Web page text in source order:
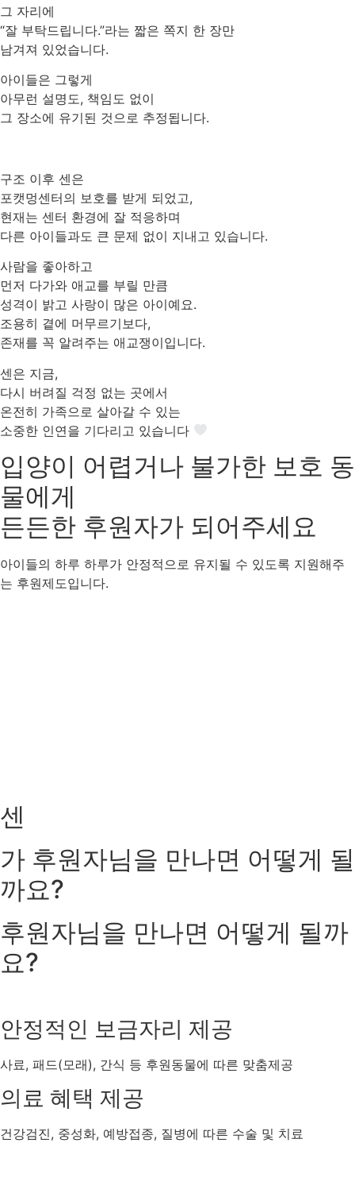
그 자리에
“잘 부탁드립니다.”라는 짧은 쪽지 한 장만
남겨져 있었습니다.
아이들은 그렇게
아무런 설명도, 책임도 없이
그 장소에 유기된 것으로 추정됩니다.
구조 이후 센은
포캣멍센터의 보호를 받게 되었고,
현재는 센터 환경에 잘 적응하며
다른 아이들과도 큰 문제 없이 지내고 있습니다.
사람을 좋아하고
먼저 다가와 애교를 부릴 만큼
성격이 밝고 사랑이 많은 아이예요.
조용히 곁에 머무르기보다,
존재를 꼭 알려주는 애교쟁이입니다.
센은 지금,
다시 버려질 걱정 없는 곳에서
온전히 가족으로 살아갈 수 있는
소중한 인연을 기다리고 있습니다
입양이 어렵거나 불가한 보호 동
물에게
든든한 후원자가 되어주세요
아이들의 하루 하루가 안정적으로 유지될 수 있도록 지원해주
는 후원제도입니다.
센
가 후원자님을 만나면 어떻게 될
까요?
후원자님을 만나면 어떻게 될까
요?
안정적인 보금자리 제공
사료, 패드(모래), 간식 등 후원동물에 따른 맞춤제공
의료 혜택 제공
건강검진, 중성화, 예방접종, 질병에 따른 수술 및 치료